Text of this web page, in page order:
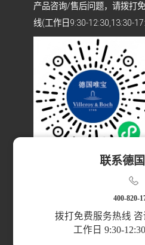
产品咨询/售后问题，请拨打
线(工作日9:30-12:30,13:30-
联系德
400-820-
拨打免费服务热线
工作日 9:30-